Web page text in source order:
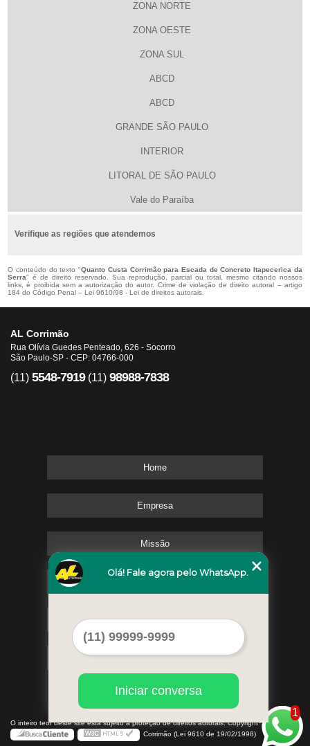
ZONA NORTE
ZONA OESTE
ZONA SUL
ABCD
ABCD
GRANDE SÃO PAULO
INTERIOR
LITORAL DE SÃO PAULO
Vale do Paraíba
Verifique as regiões que atendemos
O conteúdo do texto "Quanto Custa Corrimão para Escada de Concreto Itapecerica da
Serra" é de direito reservado. Sua reprodução, parcial ou total, mesmo citando nossos
links, é proibida sem a autorização do autor. Crime de violação de direito autoral – artigo
184 do Código Penal –Lei 9610/98 - Lei de direitos autorais.
AL Corrimão
Rua Olívia Guedes Penteado, 626 - Socorro
São Paulo-SP - CEP: 04766-000
(11) 5548-7919 (11) 98988-7838
Home
Empresa
Missão
Contato
Mapa do site
O inteiro teor deste site está sujeito à proteção de direitos autorais. Copyright AL
Corrimão (Lei 9610 de 19/02/1998)
1
Olá! Fale agora pelo WhatsApp.
Iniciar conversa